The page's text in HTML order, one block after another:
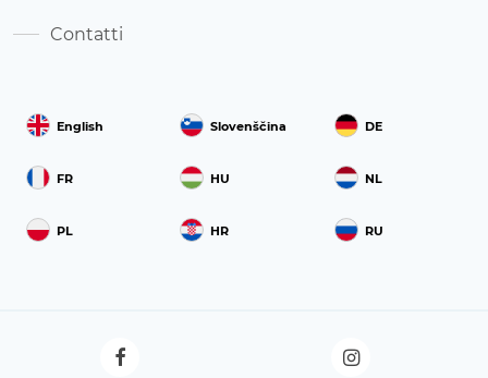
English Slovenščina DE
FR HU NL
PL HR RU
Contatti